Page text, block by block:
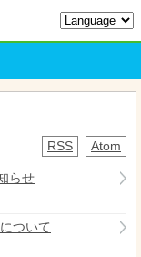
サイト
RSS Atom
らせ
ついて